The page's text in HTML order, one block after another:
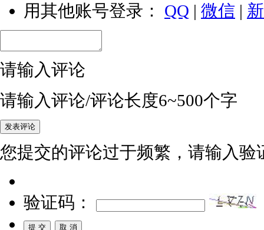
用其他账号登录： QQ | 微信 |
请输入评论
请输入评论/评论长度6~500个字
您提交的评论过于频繁，请输入验
验证码：